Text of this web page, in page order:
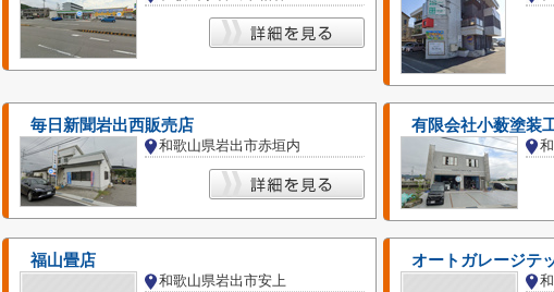
毎日新聞岩出西販売店
和歌山県岩出市赤垣内
有限会社小薮塗装
福山畳店
和歌山県岩出市安上
オートガレージテ